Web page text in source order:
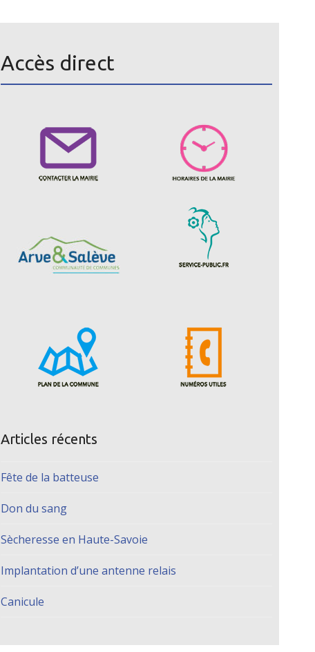
Accès direct
Articles récents
Fête de la batteuse
Don du sang
Sècheresse en Haute-Savoie
Implantation d’une antenne relais
Canicule